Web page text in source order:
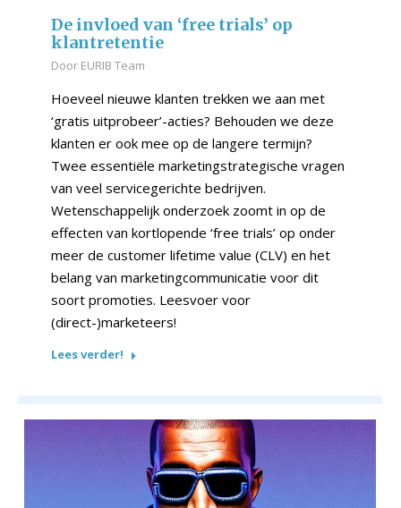
De invloed van ‘free trials’ op
klantretentie
Door EURIB Team
Hoeveel nieuwe klanten trekken we aan met
‘gratis uitprobeer’-acties? Behouden we deze
klanten er ook mee op de langere termijn?
Twee essentiële marketingstrategische vragen
van veel servicegerichte bedrijven.
Wetenschappelijk onderzoek zoomt in op de
effecten van kortlopende ‘free trials’ op onder
meer de customer lifetime value (CLV) en het
belang van marketingcommunicatie voor dit
soort promoties. Leesvoer voor
(direct-)marketeers!
Lees verder!